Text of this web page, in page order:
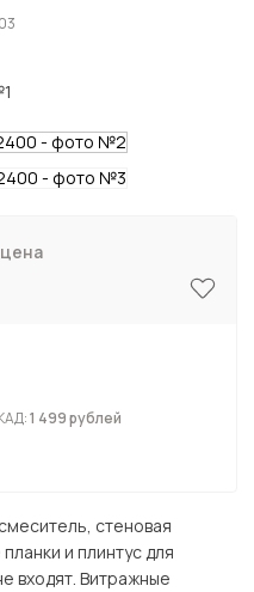
1 499 рублей
стеновая
и плинтус для
входят. Витражные